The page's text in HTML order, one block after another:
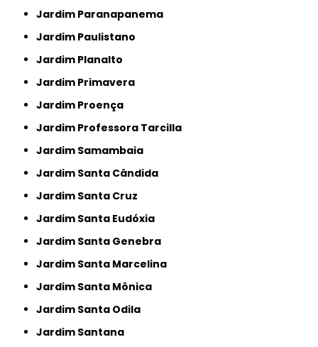
Jardim Paranapanema
Jardim Paulistano
Jardim Planalto
Jardim Primavera
Jardim Proença
Jardim Professora Tarcilla
Jardim Samambaia
Jardim Santa Cândida
Jardim Santa Cruz
Jardim Santa Eudóxia
Jardim Santa Genebra
Jardim Santa Marcelina
Jardim Santa Mônica
Jardim Santa Odila
Jardim Santana